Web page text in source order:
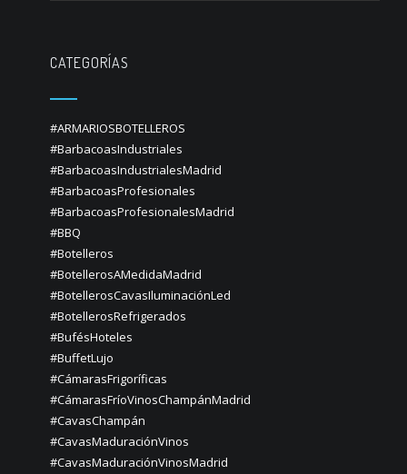
CATEGORÍAS
#ARMARIOSBOTELLEROS
#BarbacoasIndustriales
#BarbacoasIndustrialesMadrid
#BarbacoasProfesionales
#BarbacoasProfesionalesMadrid
#BBQ
#Botelleros
#BotellerosAMedidaMadrid
#BotellerosCavasIluminaciónLed
#BotellerosRefrigerados
#BufésHoteles
#BuffetLujo
#CámarasFrigoríficas
#CámarasFríoVinosChampánMadrid
#CavasChampán
#CavasMaduraciónVinos
#CavasMaduraciónVinosMadrid